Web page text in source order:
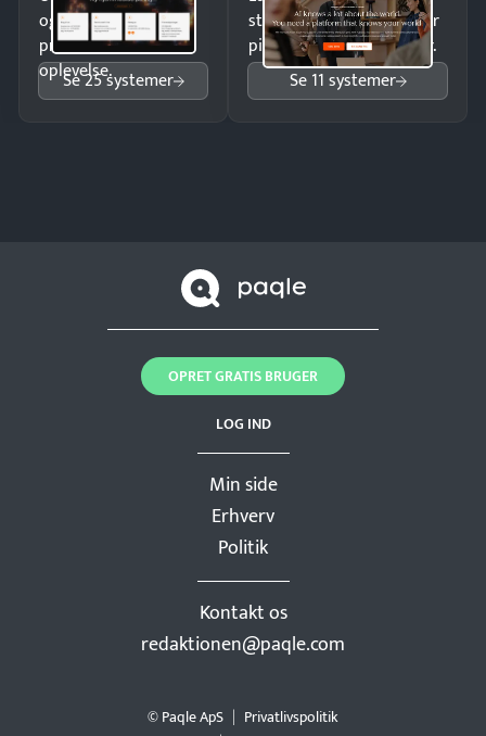
og giv kunderne en
professionel
oplevelse.
Se 25 systemer
struktureret overblik over
pipeline og opfølgninger.
Se 11 systemer
Min side
Erhverv
Politik
Kontakt os
redaktionen@paqle.com
LOG IND
OPRET GRATIS BRUGER
© Paqle ApS
Privatlivspolitik